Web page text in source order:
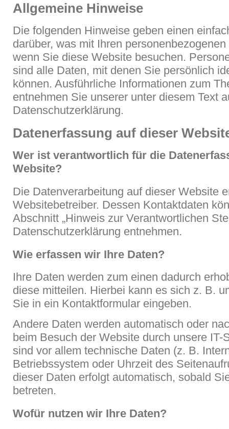
Allgemeine Hinweise
Die folgenden Hinweise geben einen
darüber, was mit Ihren
wenn Sie diese Website besuchen.
sind alle Daten, mit denen Sie persönlich
können. Ausführliche Informationen zum
entnehmen Sie unserer unter diesem Text
Datenschutzerklärung.
Datenerfassung auf dieser
Wer ist verantwortlich für die
Website?
Die Datenverarbeitung auf dieser Website
Websitebetreiber. Dessen Kontaktdaten
Abschnitt „Hinweis zur Verantwortlichen
Datenschutzerklärung entnehmen.
Wie erfassen wir Ihre Daten?
Ihre Daten werden zum einen dadurch
diese mitteilen. Hierbei kann es sich z. B.
Sie in ein Kontaktformular eingeben.
Andere Daten werden automatisch oder
beim Besuch der Website durch unsere IT-
sind vor allem technische Daten (z. B.
Betriebssystem oder Uhrzeit des
dieser Daten erfolgt automatisch, sobald
betreten.
Wofür nutzen wir Ihre Daten?